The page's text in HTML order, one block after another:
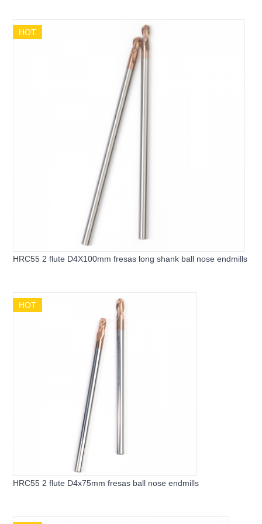
HOT
HRC55 2 flute D4X100mm fresas long shank ball nose endmills
HOT
HRC55 2 flute D4x75mm fresas ball nose endmills